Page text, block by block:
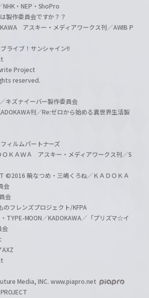
・NEP・ShoPro
製作委員会ですか？？
アスキー・メディアワークス刊／AWIB P
ライブ！サンシャイン!!
Project
reserved.
キズナイーバー製作委員会
刊／Re:ゼロから始める異世界生活製
ィルムパートナーズ
ＫＡＷＡ アスキー・メディアワークス刊／S
©2016 暁なつめ・三嶋くろね／ＫＡＤＯＫＡ
会
会
フレンズプロジェクト/KFPA
TYPE-MOON／KADOKAWA／「プリズマ☆イ
会
Media, INC. www.piapro.net